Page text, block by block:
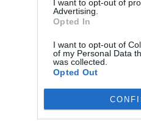
I want to opt-out of
Advertising.
Opted In
I want to opt-out of
of my Personal Data
was collected.
Opted Out
vir – uporabljajmo jo